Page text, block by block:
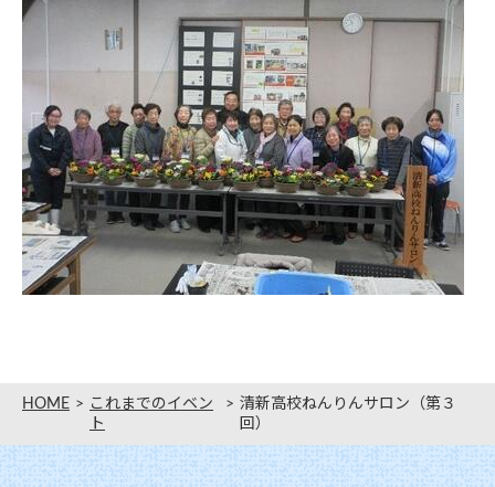
HOME
これまでのイベン
ト
清新高校ねんりんサロン（第３
回）